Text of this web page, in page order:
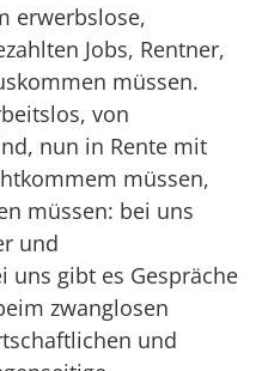
erwerbslose,
Jobs, Rentner,
müssen.
von
nun in Rente mit
müssen,
müssen: bei uns
und
uns gibt es Gespräche
zwanglosen
und